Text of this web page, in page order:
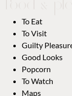
To Eat
To Visit
Guilty
Good Looks
Popcorn
To Watch
Maps